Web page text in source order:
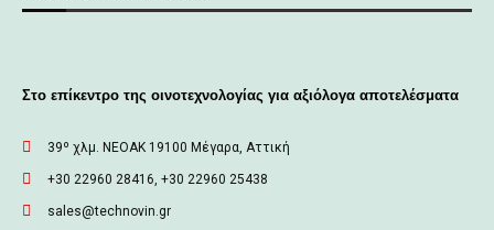
Στο επίκεντρο της οινοτεχνολογίας για αξιόλογα αποτελέσματα
39º χλμ. ΝΕΟΑΚ 19100 Mέγαρα, Αττική
+30 22960 28416, +30 22960 25438
sales@technovin.gr